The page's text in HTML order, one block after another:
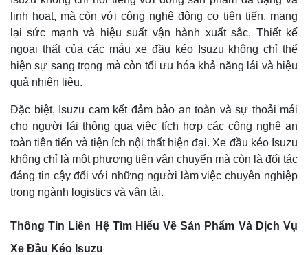
linh hoạt, mà còn với công nghệ động cơ tiên tiến, mang
lại sức mạnh và hiệu suất vận hành xuất sắc. Thiết kế
ngoại thất của các mẫu xe đầu kéo Isuzu không chỉ thể
hiện sự sang trọng mà còn tối ưu hóa khả năng lái và hiệu
quả nhiên liệu.
Đặc biệt, Isuzu cam kết đảm bảo an toàn và sự thoải mái
cho người lái thông qua việc tích hợp các công nghệ an
toàn tiên tiến và tiện ích nội thất hiện đại. Xe đầu kéo Isuzu
không chỉ là một phương tiện vận chuyển mà còn là đối tác
đáng tin cậy đối với những người làm việc chuyên nghiệp
trong ngành logistics và vận tải.
Thông Tin Liên Hệ Tìm Hiểu Về Sản Phẩm Và Dịch Vụ
Xe Đầu Kéo Isuzu